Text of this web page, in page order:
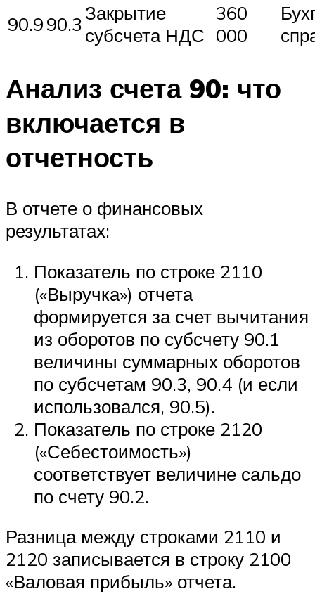
90.990.3 Закрытие
субсчета НДС
360
000
Анализ счета 90: что
включается в
отчетность
В отчете о финансовых
результатах:
Показатель по строке 2110
(«Выручка») отчета
формируется за счет вычитания
из оборотов по субсчету 90.1
величины суммарных оборотов
по субсчетам 90.3, 90.4 (и если
использовался, 90.5).
Показатель по строке 2120
(«Себестоимость»)
соответствует величине сальдо
по счету 90.2.
Разница между строками 2110 и
2120 записывается в строку 2100
«Валовая прибыль» отчета.